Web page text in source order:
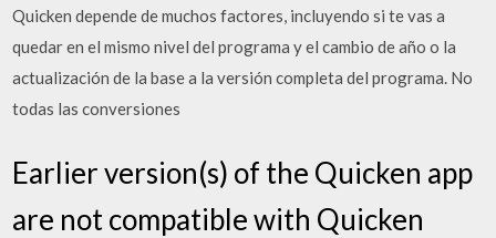
Quicken depende de muchos factores, incluyendo si te vas a
quedar en el mismo nivel del programa y el cambio de año o la
actualización de la base a la versión completa del programa. No
todas las conversiones
Earlier version(s) of the Quicken app
are not compatible with Quicken